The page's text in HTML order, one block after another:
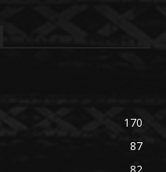
170
87